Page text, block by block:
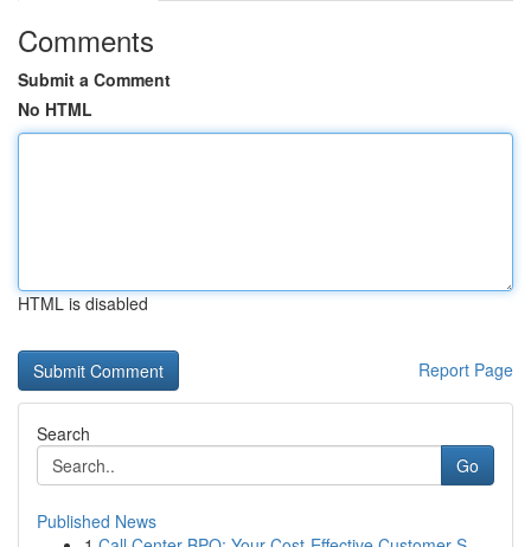
Comments
Submit a Comment
No HTML
HTML is disabled
Report Page
Search
Go
Published News